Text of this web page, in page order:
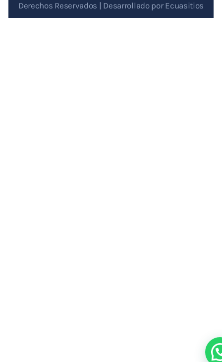
Derechos Reservados | Desarrollado por Ecuasitios